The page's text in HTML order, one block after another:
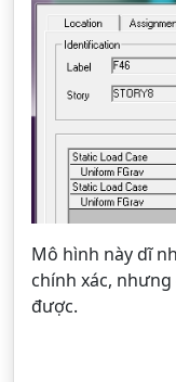
Mô hình này dĩ
chính xác,
được.